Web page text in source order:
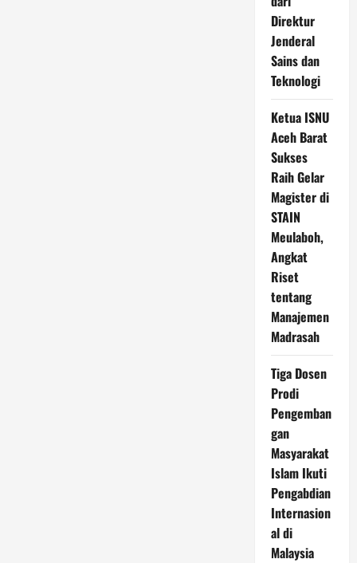
Direktur
Jenderal
Sains dan
Teknologi
Ketua ISNU
Aceh Barat
Sukses
Raih Gelar
Magister di
STAIN
Meulaboh,
Angkat
Riset
tentang
Manajemen
Madrasah
Tiga Dosen
Prodi
Pengemban
gan
Masyarakat
Islam Ikuti
Pengabdian
Internasion
al di
Malaysia